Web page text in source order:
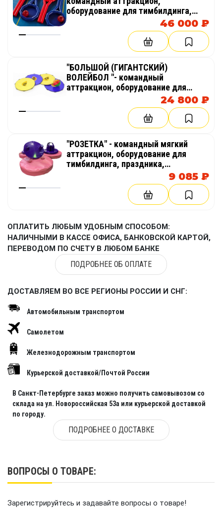
оборудование для тимбилдинга,
праздника, корпоратива,
соревнований, веселых стартов,
46 000 ₽
"БОЛЬШОЙ (ГИГАНТСКИЙ)
ВОЛЕЙБОЛ "- командный
аттракцион, оборудование для
тимбилдинга, праздника,
корпоратива, соревнований,
веселых стартов, эстафет
24 800 ₽
"РОЗЕТКА" - командный мягкий
аттракцион, оборудование для
тимбилдинга, праздника,
корпоратива, соревнований,
веселых стартов, эстафет
9 085 ₽
ОПЛАТИТЬ ЛЮБЫМ УДОБНЫМ СПОСОБОМ:
НАЛИЧНЫМИ В КАССЕ ОФИСА, БАНКОВСКОЙ КАРТОЙ,
ПЕРЕВОДОМ ПО СЧЕТУ В ЛЮБОМ БАНКЕ
ПОДРОБНЕЕ ОБ ОПЛАТЕ
ДОСТАВЛЯЕМ ВО ВСЕ РЕГИОНЫ РОССИИ И СНГ:
Автомобильным транспортом
Самолетом
Железнодорожным транспортом
Курьерской доставкой/Почтой России
В Санкт-Петербурге заказ можно получить самовывозом со
склада на ул. Новороссийская 53а или курьерской доставкой
по городу.
ПОДРОБНЕЕ О ДОСТАВКЕ
ВОПРОСЫ О ТОВАРЕ:
Зарегистрируйтесь и задавайте вопросы о товаре!